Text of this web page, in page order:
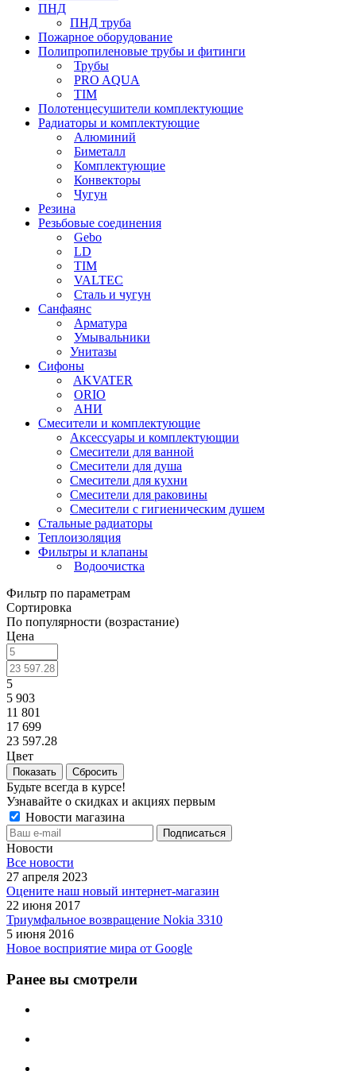
ПНД
ПНД труба
Пожарное оборудование
Полипропиленовые трубы и фитинги
Трубы
PRO AQUA
TIM
Полотенцесушители комплектующие
Радиаторы и комплектующие
Алюминий
Биметалл
Комплектующие
Конвекторы
Чугун
Резина
Резьбовые соединения
Gebo
LD
TIM
VALTEC
Сталь и чугун
Санфаянс
Арматура
Умывальники
Унитазы
Сифоны
AKVATER
ORIO
АНИ
Смесители и комплектующие
Аксессуары и комплектующии
Смесители для ванной
Смесители для душа
Смесители для кухни
Смесители для раковины
Смесители с гигиеническим душем
Стальные радиаторы
Теплоизоляция
Фильтры и клапаны
Водоочистка
Фильтр по параметрам
Сортировка
По популярности (возрастание)
Цена
5
5 903
11 801
17 699
23 597.28
Цвет
Сбросить
Будьте всегда в курсе!
Узнавайте о скидках и акциях первым
Новости магазина
Новости
Все новости
27 апреля 2023
Оцените наш новый интернет-магазин
22 июня 2017
Триумфальное возвращение Nokia 3310
5 июня 2016
Новое восприятие мира от Google
Ранее вы смотрели